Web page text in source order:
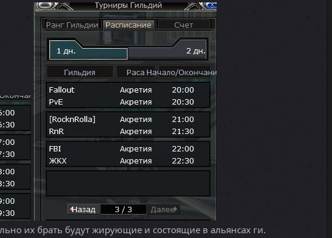
их брать будут жирующие и состоящие в альянсах ги.